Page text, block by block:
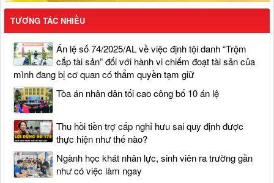
TƯƠNG TÁC NHIỀU
Án lệ số 74/2025/AL về việc định tội danh “Trộm
cắp tài sản” đối với hành vi chiếm đoạt tài sản của
mình đang bị cơ quan có thẩm quyền tạm giữ
Tòa án nhân dân tối cao công bố 10 án lệ
Thu hồi tiền trợ cấp nghỉ hưu sai quy định được
thực hiện như thế nào?
Ngành học khát nhân lực, sinh viên ra trường gần
như có việc làm ngay